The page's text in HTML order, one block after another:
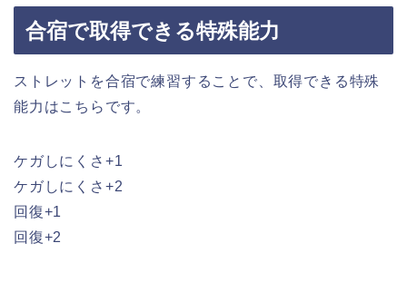
合宿で取得できる特殊能力
ストレットを合宿で練習することで、取得できる特殊
能力はこちらです。
ケガしにくさ+1
ケガしにくさ+2
回復+1
回復+2